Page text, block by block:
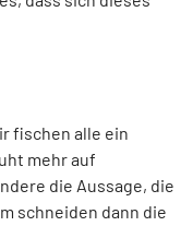
fischen alle ein
mehr auf
die Aussage, die
schneiden dann die